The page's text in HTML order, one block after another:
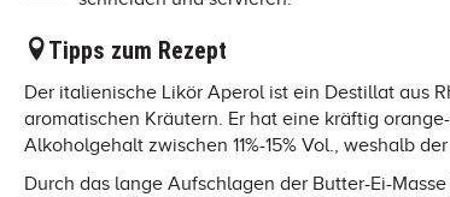
Tipps zum Rezept
Der italienische Likör Aperol ist ein Destillat aus
aromatischen Kräutern. Er hat eine kräftig
Alkoholgehalt zwischen 11%-15% Vol., weshalb
Durch das lange Aufschlagen der Butter-Ei-